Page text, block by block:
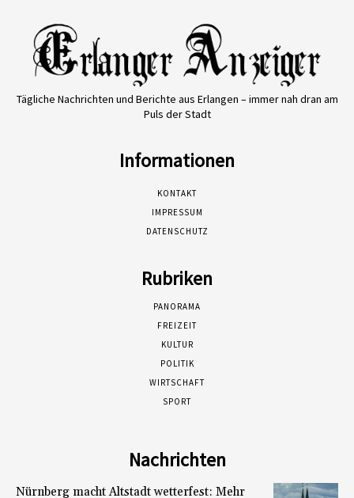
Tägliche Nachrichten und Berichte aus Erlangen – immer nah dran am
Puls der Stadt
Informationen
KONTAKT
IMPRESSUM
DATENSCHUTZ
Rubriken
PANORAMA
FREIZEIT
KULTUR
POLITIK
WIRTSCHAFT
SPORT
Nachrichten
Nürnberg macht Altstadt wetterfest: Mehr